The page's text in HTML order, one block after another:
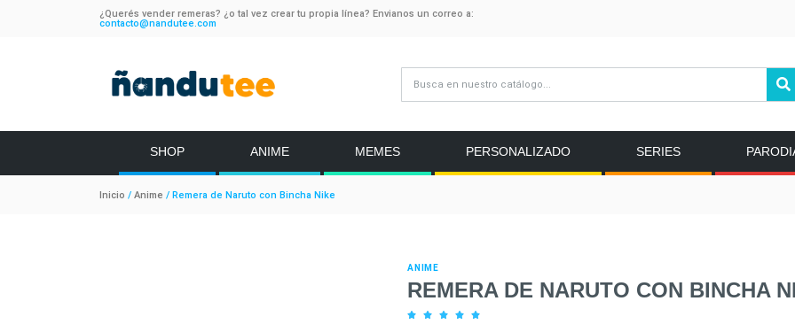
¿Querés vender remeras? ¿o tal vez crear tu propia línea? Envianos un correo a:
contacto@nandutee.com
SHOP ANIME MEMES PERSONALIZADO SERIES
Inicio / Anime / Remera de Naruto con Bincha Nike
ANIME
REMERA DE NARUTO CON BINCHA
    